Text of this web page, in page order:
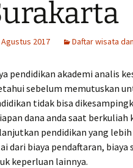
Ideal
Solo Murah
Solo
Agustus 2017 Daftar wisata
pendidikan akademi analis
sebelum memutuskan
tidak bisa
dana anda saat
pendidikan yang
dari biaya pendaftaran,
keperluan lainnya.